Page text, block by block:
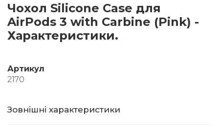
Чохол Silicone Case для
AirPods 3 with Carbine (Pink) -
Характеристики.
Артикул
2170
Зовнішні характеристики